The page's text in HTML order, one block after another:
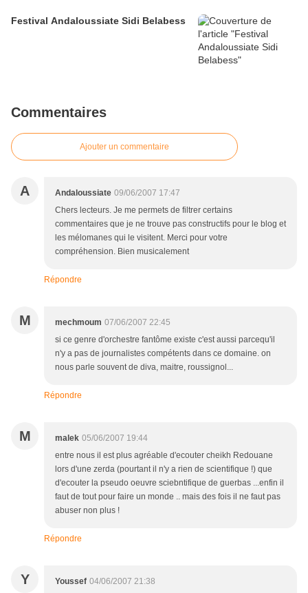
Festival Andaloussiate Sidi Belabess
Commentaires
Ajouter un commentaire
A Andaloussiate 09/06/2007 17:47
Chers lecteurs. Je me permets de filtrer certains
commentaires que je ne trouve pas constructifs pour le blog et
les mélomanes qui le visitent. Merci pour votre
compréhension. Bien musicalement
Répondre
M mechmoum 07/06/2007 22:45
si ce genre d'orchestre fantôme existe c'est aussi parcequ'il
n'y a pas de journalistes compétents dans ce domaine. on
nous parle souvent de diva, maitre, roussignol...
Répondre
M malek 05/06/2007 19:44
entre nous il est plus agréable d'ecouter cheikh Redouane
lors d'une zerda (pourtant il n'y a rien de scientifique !) que
d'ecouter la pseudo oeuvre sciebntifique de guerbas ...enfin il
faut de tout pour faire un monde .. mais des fois il ne faut pas
abuser non plus !
Répondre
Y Youssef 04/06/2007 21:38